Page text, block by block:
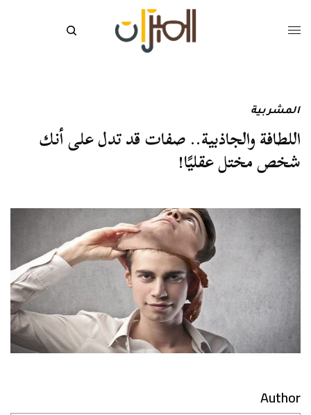
المشربية
اللطافة والجاذبية.. صفات قد تدل على أنك
شخص مختل عقليًا!
Author